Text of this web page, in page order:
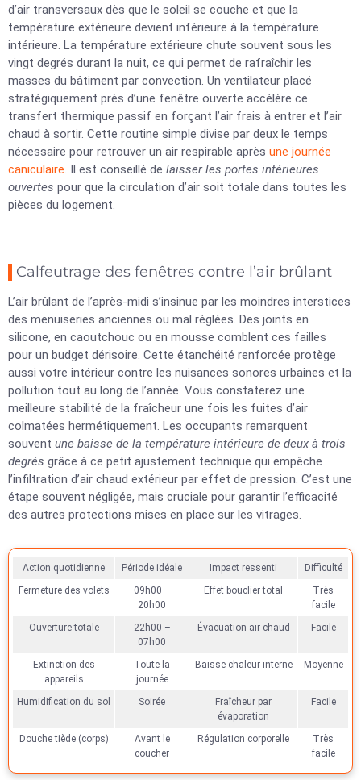
d’air transversaux dès que le soleil se couche et que la
température extérieure devient inférieure à la température
intérieure. La température extérieure chute souvent sous les
vingt degrés durant la nuit, ce qui permet de rafraîchir les
masses du bâtiment par convection. Un ventilateur placé
stratégiquement près d’une fenêtre ouverte accélère ce
transfert thermique passif en forçant l’air frais à entrer et l’air
chaud à sortir. Cette routine simple divise par deux le temps
nécessaire pour retrouver un air respirable après une journée
caniculaire. Il est conseillé de laisser les portes intérieures
ouvertes pour que la circulation d’air soit totale dans toutes les
pièces du logement.
Calfeutrage des fenêtres contre l’air brûlant
L’air brûlant de l’après-midi s’insinue par les moindres interstices
des menuiseries anciennes ou mal réglées. Des joints en
silicone, en caoutchouc ou en mousse comblent ces failles
pour un budget dérisoire. Cette étanchéité renforcée protège
aussi votre intérieur contre les nuisances sonores urbaines et la
pollution tout au long de l’année. Vous constaterez une
meilleure stabilité de la fraîcheur une fois les fuites d’air
colmatées hermétiquement. Les occupants remarquent
souvent une baisse de la température intérieure de deux à trois
degrés grâce à ce petit ajustement technique qui empêche
l’infiltration d’air chaud extérieur par effet de pression. C’est une
étape souvent négligée, mais cruciale pour garantir l’efficacité
des autres protections mises en place sur les vitrages.
Action quotidienne Période idéale Impact ressenti
Difficulté
Fermeture des volets
09h00 –
20h00
Effet bouclier total
Très
facile
Ouverture totale
22h00 –
07h00
Évacuation air chaud Facile
Extinction des
appareils
Toute la
journée
Baisse chaleur interne Moyenne
Humidification du sol Soirée
Fraîcheur par
évaporation
Facile
Douche tiède (corps)
Avant le
coucher
Régulation corporelle
Très
facile